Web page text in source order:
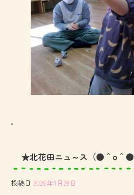
。
★北花田ニュ～ス（●＾o＾●
投稿日 2026年1月29日